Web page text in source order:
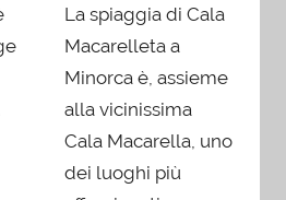
La spiaggia di Cala
Macarelleta a
Minorca è, assieme
alla vicinissima
Cala Macarella, uno
dei luoghi più